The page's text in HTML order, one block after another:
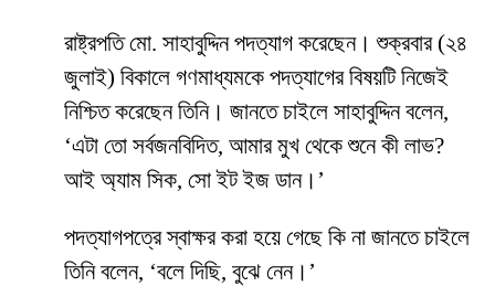
রাষ্ট্রপতি মো. সাহাবুদ্দিন পদত্যাগ করেছেন। শুক্রবার (২৪
জুলাই) বিকালে গণমাধ্যমকে পদত্যাগের বিষয়টি নিজেই
নিশ্চিত করেছেন তিনি। জানতে চাইলে সাহাবুদ্দিন বলেন,
‘এটা তো সর্বজনবিদিত, আমার মুখ থেকে শুনে কী লাভ?
আই অ্যাম সিক, সো ইট ইজ ডান।’
পদত্যাগপত্রে স্বাক্ষর করা হয়ে গেছে কি না জানতে চাইলে
তিনি বলেন, ‘বলে দিছি, বুঝে নেন।’